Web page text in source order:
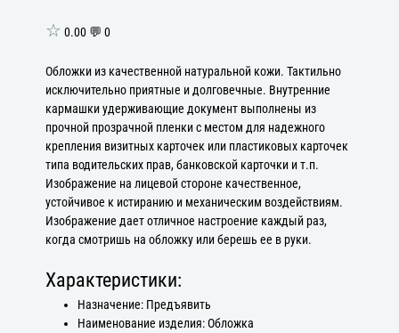
☆ 0.00 💬 0
Обложки из качественной натуральной кожи. Тактильно
исключительно приятные и долговечные. Внутренние
кармашки удерживающие документ выполнены из
прочной прозрачной пленки с местом для надежного
крепления визитных карточек или пластиковых карточек
типа водительских прав, банковской карточки и т.п.
Изображение на лицевой стороне качественное,
устойчивое к истиранию и механическим воздействиям.
Изображение дает отличное настроение каждый раз,
когда смотришь на обложку или берешь ее в руки.
Характеристики:
Назначение: Предъявить
Наименование изделия: Обложка